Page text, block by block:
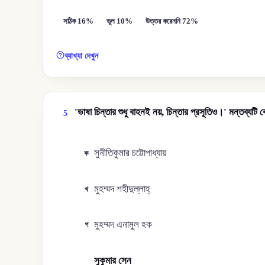
সঠিক 16% ভুল 10% উত্তর করেননি 72%
ব্যাখ্যা দেখুন
5 'ভাষা চিন্তার শুধু বাহনই নয়, চিন্তার প্রসূতিও।' মন্তব্যটি
ক সুনীতিকুমার চট্টোপাধ্যায়
খ মুহম্মদ শহীদুল্লাহ্
গ মুহম্মদ এনামুল হক
সুকুমার সেন